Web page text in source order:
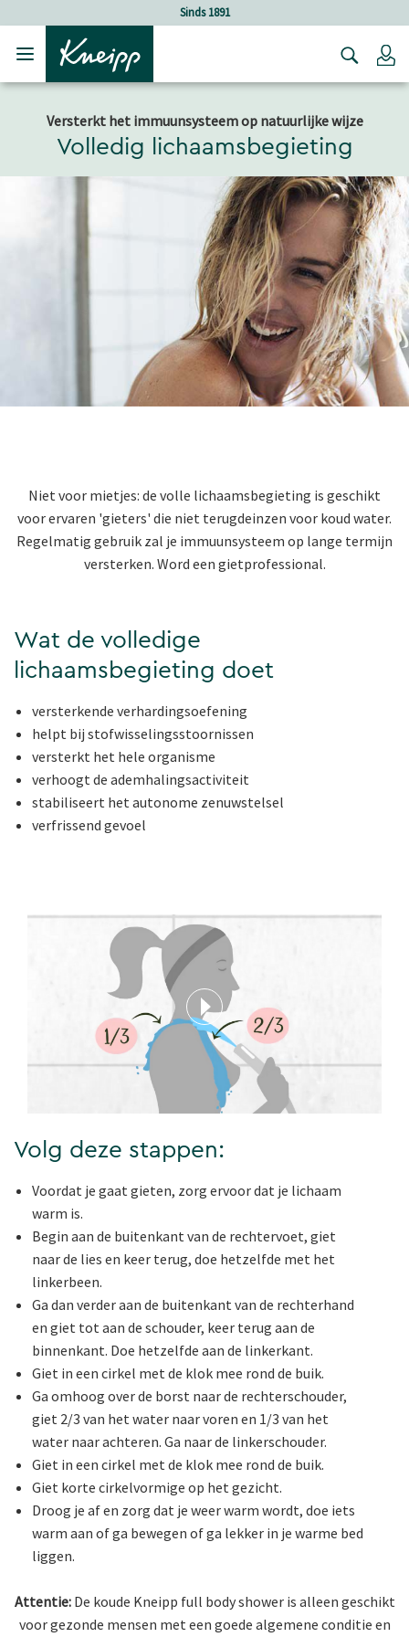
Verder gaan naar hoofdinhoud.Sinds 1891
Versterkt het immuunsysteem op natuurlijke wijze
Volledig lichaamsbegieting
Niet voor mietjes: de volle lichaamsbegieting is geschikt
voor ervaren 'gieters' die niet terugdeinzen voor koud water.
Regelmatig gebruik zal je immuunsysteem op lange termijn
versterken. Word een gietprofessional.
Wat de volledige
lichaamsbegieting doet
versterkende verhardingsoefening
helpt bij stofwisselingsstoornissen
versterkt het hele organisme
verhoogt de ademhalingsactiviteit
stabiliseert het autonome zenuwstelsel
verfrissend gevoel
Volg deze stappen:
Voordat je gaat gieten, zorg ervoor dat je lichaam
warm is.
Begin aan de buitenkant van de rechtervoet, giet
naar de lies en keer terug, doe hetzelfde met het
linkerbeen.
Ga dan verder aan de buitenkant van de rechterhand
en giet tot aan de schouder, keer terug aan de
binnenkant. Doe hetzelfde aan de linkerkant.
Giet in een cirkel met de klok mee rond de buik.
Ga omhoog over de borst naar de rechterschouder,
giet 2/3 van het water naar voren en 1/3 van het
water naar achteren. Ga naar de linkerschouder.
Giet in een cirkel met de klok mee rond de buik.
Giet korte cirkelvormige op het gezicht.
Droog je af en zorg dat je weer warm wordt, doe iets
warm aan of ga bewegen of ga lekker in je warme bed
liggen.
Attentie: De koude Kneipp full body shower is alleen geschikt
voor gezonde mensen met een goede algemene conditie en